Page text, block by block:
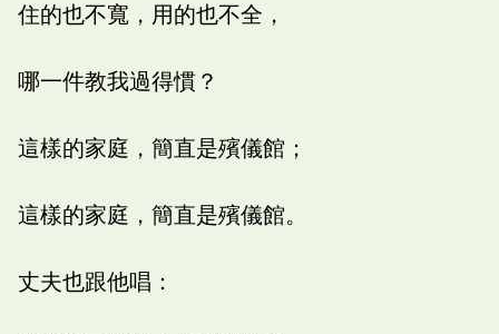
住的也不寬，用的也不全，
哪一件教我過得慣？
這樣的家庭，簡直是殯儀館；
這樣的家庭，簡直是殯儀館。
丈夫也跟他唱：